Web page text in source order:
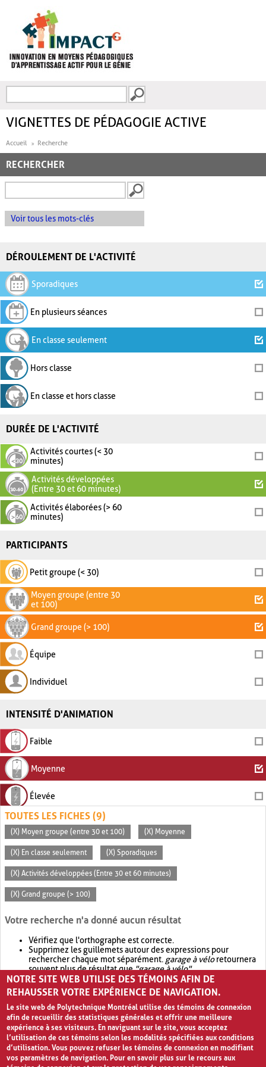
FORMULAIRE DE
VIGNETTES DE PÉDAGOGIE ACTIVE
Accueil Recherche
RECHERCHER
Voir tous les mots-clés
DÉROULEMENT DE L'ACTIVITÉ
Sporadiques
En plusieurs séances
En classe seulement
Hors classe
En classe et hors classe
DURÉE DE L'ACTIVITÉ
Activités courtes (< 30
minutes)
Activités développées
(Entre 30 et 60 minutes)
Activités élaborées (> 60
minutes)
PARTICIPANTS
Petit groupe (< 30)
Moyen groupe (entre 30
et 100)
Grand groupe (> 100)
Équipe
Individuel
INTENSITÉ D'ANIMATION
Faible
Moyenne
Élevée
TOUTES LES FICHES (9)
(X) Moyen groupe (entre 30 et 100) (X) Moyenne
(X) En classe seulement (X) Sporadiques
(X) Activités développées (Entre 30 et 60 minutes)
(X) Grand groupe (> 100)
Votre recherche n'a donné aucun résultat
Vérifiez que l'orthographe est correcte.
Supprimez les guillemets autour des expressions pour
rechercher chaque mot séparément. garage à véloretournera
souvent plus de résultat que"garage à vélo".
Envisagez d'élargir votre recherche avec OR.garage OR vélo
retournera souvent plus de résultat quegarage à vélo
NOTRE SITE WEB UTILISE DES TÉMOINS AFIN DE
REHAUSSER VOTRE EXPÉRIENCE DE NAVIGATION.
Le site web de Polytechnique Montréal utilise des témoins de connexion
afin de recueillir des statistiques générales et offrir une meilleure
expérience à ses visiteurs. En naviguant sur le site, vous acceptez
l’utilisation de ces témoins selon les modalités spécifiées aux conditions
d’utilisation. Vous pouvez refuser les témoins de connexion en modifiant
vos paramètres de navigation. Pour en savoir plus sur le recours aux